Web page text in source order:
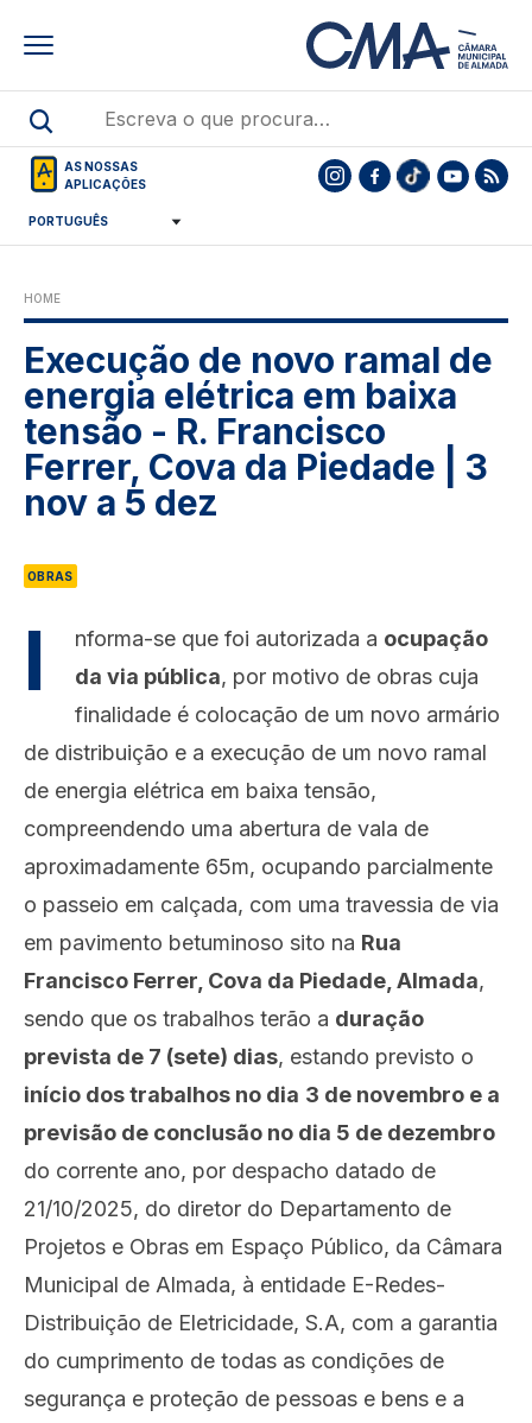
AS NOSSAS
APLICAÇÕES
HOME
Execução de novo ramal de
energia elétrica em baixa
tensão - R. Francisco
Ferrer, Cova da Piedade | 3
nov a 5 dez
OBRAS
I nforma-se que foi autorizada a ocupação
da via pública, por motivo de obras cuja
finalidade é colocação de um novo armário
de distribuição e a execução de um novo ramal
de energia elétrica em baixa tensão,
compreendendo uma abertura de vala de
aproximadamente 65m, ocupando parcialmente
o passeio em calçada, com uma travessia de via
em pavimento betuminoso sito na Rua
Francisco Ferrer, Cova da Piedade, Almada,
sendo que os trabalhos terão a duração
prevista de 7 (sete) dias, estando previsto o
início dos trabalhos no dia 3 de novembro e a
previsão de conclusão no dia 5 de dezembro
do corrente ano, por despacho datado de
21/10/2025, do diretor do Departamento de
Projetos e Obras em Espaço Público, da Câmara
Municipal de Almada, à entidade E-Redes-
Distribuição de Eletricidade, S.A, com a garantia
do cumprimento de todas as condições de
segurança e proteção de pessoas e bens e a